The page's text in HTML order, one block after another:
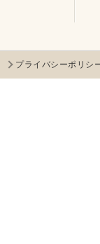
プライバシーポリシ